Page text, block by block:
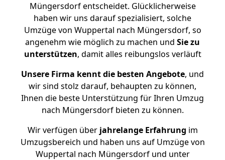
Müngersdorf entscheidet. Glücklicherweise
haben wir uns darauf spezialisiert, solche
Umzüge von Wuppertal nach Müngersdorf, so
angenehm wie möglich zu machen und Sie zu
unterstützen, damit alles reibungslos verläuft
Unsere Firma kennt die besten Angebote, und
wir sind stolz darauf, behaupten zu können,
Ihnen die beste Unterstützung für Ihren Umzug
nach Müngersdorf bieten zu können.
Wir verfügen überjahrelange Erfahrung im
Umzugsbereich und haben uns auf Umzüge von
Wuppertal nach Müngersdorf und unter